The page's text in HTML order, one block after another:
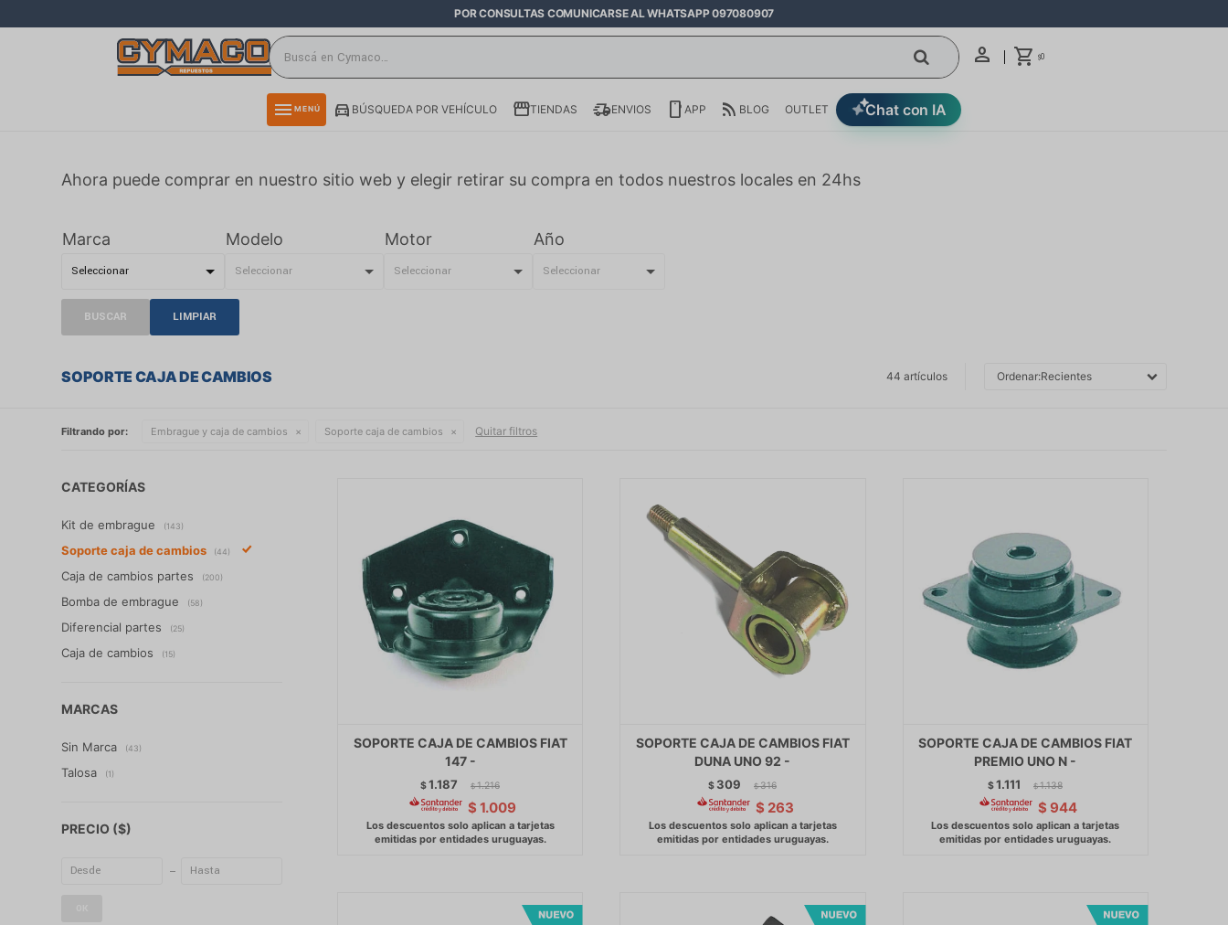
POR CONSULTAS COMUNICARSE AL WHATSAPP 097080907
$0
menu MENÚ Chat con IA
BÚSQUEDA POR VEHÍCULO TIENDAS ENVIOS APP BLOG OUTLET
Ahora puede comprar en nuestro sitio web y elegir retirar su compra en todos nuestros locales en 24hs
Marca Modelo Motor Año
BUSCAR LIMPIAR
SOPORTE CAJA DE CAMBIOS 44 artículos Recientes
Filtrando por: Embrague y caja de cambios Soporte caja de cambios Quitar filtros
SOPORTE CAJA DE CAMBIOS FIAT
147 -
$1.187 $ 1.216
$ 1.009
SOPORTE CAJA DE CAMBIOS FIAT
DUNA UNO 92 -
$ 309 $ 316
$ 263
SOPORTE CAJA DE CAMBIOS FIAT
PREMIO UNO N -
$1.111 $ 1.138
$ 944
CATEGORÍAS
Kit de embrague (143)
Soporte caja de cambios (44)
Caja de cambios partes (200)
Bomba de embrague (58)
Diferencial partes (25)
Caja de cambios (15)
MARCAS
Sin Marca (43)
Talosa (1)
PRECIO ($)
close
directions_car
smartphone